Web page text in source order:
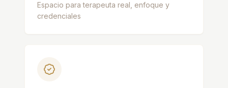
Espacio para terapeuta real, enfoque y
credenciales